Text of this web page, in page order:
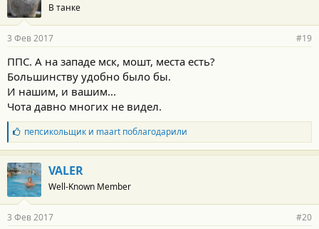
В танке
3 Фев 2017 #19
ППС. А на западе мск, мошт, места есть?
Большинству удобно было бы.
И нашим, и вашим...
Чота давно многих не видел.
Б
л
а
г
о
д
а
н
пепсикольщики maartпоблагодарили
VALER
Well-Known Member
3 Фев 2017 #20